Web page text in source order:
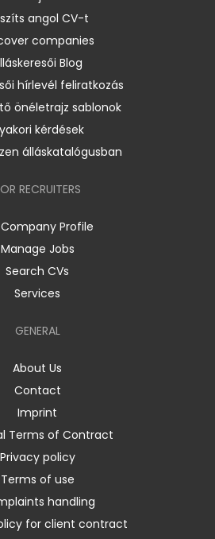
angol CV-t
companies
Blog
hírlevél feliratkozás
önéletrajz sablonok
kérdések
álláskatalógusban
RECRUITERS
Profile
Manage Jobs
Search CVs
Services
GENERAL
About Us
Contact
Imprint
Terms of Contract
Privacy policy
Terms of use
handling
for client contract